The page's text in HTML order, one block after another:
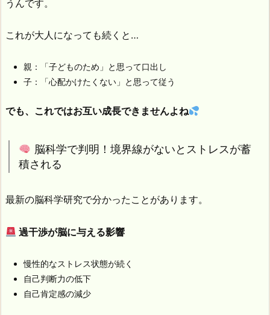
うんです。
これが大人になっても続くと…
親：「子どものため」と思って口出し
子：「心配かけたくない」と思って従う
でも、これではお互い成長できませんよね
脳科学で判明！境界線がないとストレスが蓄
積される
最新の脳科学研究で分かったことがあります。
過干渉が脳に与える影響
慢性的なストレス状態が続く
自己判断力の低下
自己肯定感の減少